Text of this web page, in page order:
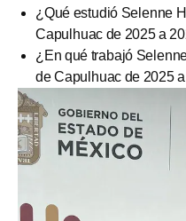
¿Qué estudió Selenne
Capulhuac de 2025 a
¿En qué trabajó
de Capulhuac de 2025